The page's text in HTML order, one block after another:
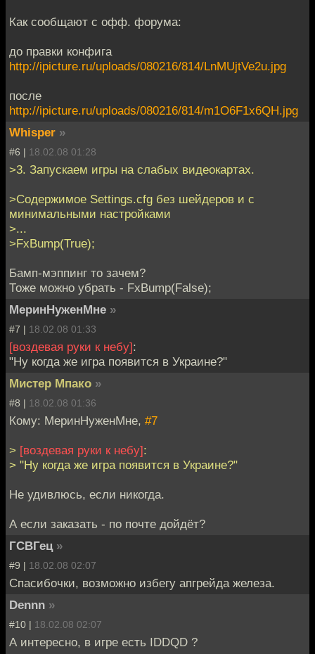
Как сообщают с офф. форума:
до правки конфига
http://ipicture.ru/uploads/080216/814/LnMUjtVe2u.jpg
после
http://ipicture.ru/uploads/080216/814/m1O6F1x6QH.jpg
Whisper »
#6 | 18.02.08 01:28
>3. Запускаем игры на слабых видеокартах.
>Содержимое Settings.cfg без шейдеров и с
минимальными настройками
>...
>FxBump(True);
Бамп-мэппинг то зачем?
Тоже можно убрать - FxBump(False);
МеринНуженМне »
#7 | 18.02.08 01:33
[воздевая руки к небу]:
"Ну когда же игра появится в Украине?"
Мистер Мпако »
#8 | 18.02.08 01:36
Кому: МеринНуженМне, #7
> [воздевая руки к небу]:
> "Ну когда же игра появится в Украине?"
Не удивлюсь, если никогда.
А если заказать - по почте дойдёт?
ГСВГец »
#9 | 18.02.08 02:07
Спасибочки, возможно избегу апгрейда железа.
Dennn »
#10 | 18.02.08 02:07
А интересно, в игре есть IDDQD ?